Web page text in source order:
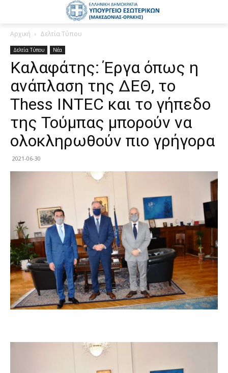
Αρχική Δελτία Τύπου
Δελτία Τύπου Νέα
Καλαφάτης: Έργα όπως η
ανάπλαση της ΔΕΘ, το
Thess INTEC και το γήπεδο
της Τούμπας μπορούν να
ολοκληρωθούν πιο γρήγορα
2021-06-30